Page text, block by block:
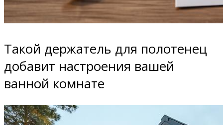
Такой держатель для полотенец
добавит настроения вашей
ванной комнате